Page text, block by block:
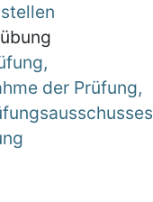
der Prüfung,